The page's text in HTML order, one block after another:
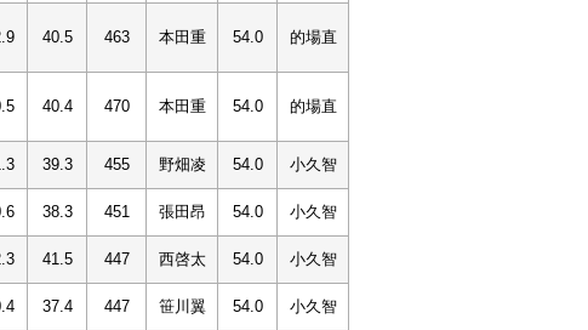
40.5 463 本田重 54.0 的場直
40.4 470 本田重 54.0 的場直
39.3 455 野畑凌 54.0 小久智
38.3 451 張田昂 54.0 小久智
41.5 447 西啓太 54.0 小久智
37.4 447 笹川翼 54.0 小久智